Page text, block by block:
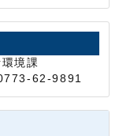
境課
62-9891